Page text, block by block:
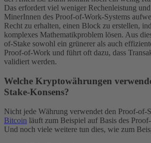
Das erfordert viel weniger Rechenleistung
MinerInnen des Proof-of-Work-Systems
Recht zu erhalten, einen Block zu erstellen,
komplexes Mathematikproblem lösen. Aus
of-Stake sowohl ein grünerer als auch
Proof-of-Work und führt oft dazu, dass
validiert werden.
Welche Kryptowährungen
Stake-Konsens?
Nicht jede Währung verwendet den Proof-of-
Bitcoin läuft zum Beispiel auf Basis des
Und noch viele weitere tun dies, wie zum